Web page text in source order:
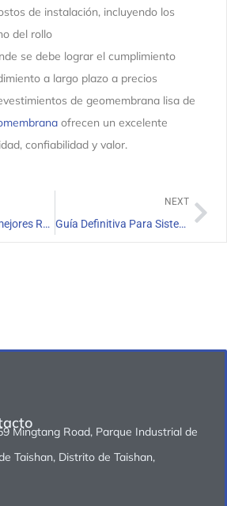
de instalación, incluyendo los
del rollo
se debe lograr el cumplimiento
a largo plazo a precios
de geomembrana lisa de
ofrecen un excelente
confiabilidad y valor.
Lista de los 10 mejores Revestimiento de PVC de 30 mil
NEXT
Guía Definitiva Para Sistemas De Revestimiento De Vertederos
Mingtang Road, Parque Industrial de
Taishan, Distrito de Taishan,